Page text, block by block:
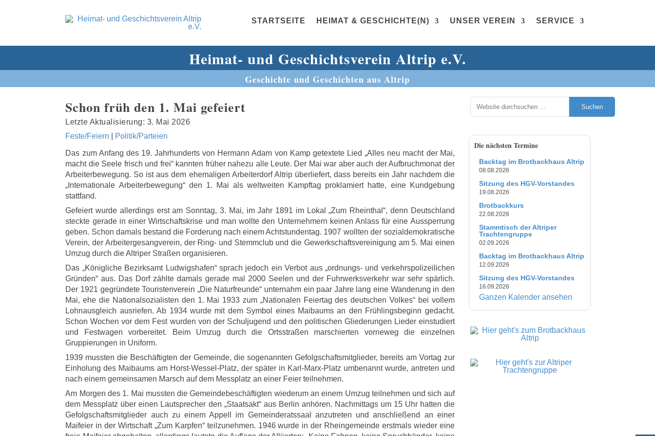
STARTSEITE HEIMAT & GESCHICHTE(N) UNSER VEREIN SERVICE
Heimat- und Geschichtsverein Altrip e.V.
Geschichte und Geschichten aus Altrip
Schon früh den 1. Mai gefeiert
3. Mai 2026
Feste/Feiern
Politik/Parteien
Das zum Anfang des 19. Jahrhunderts von Hermann Adam von Kamp getextete Lied „Alles neu macht der Mai,
macht die Seele frisch und frei“ kannten früher nahezu alle Leute. Der Mai war aber auch der Aufbruchmonat der
Arbeiterbewegung. So ist aus dem ehemaligen Arbeiterdorf Altrip überliefert, dass bereits ein Jahr nachdem die
„Internationale Arbeiterbewegung“ den 1. Mai als weltweiten Kampftag proklamiert hatte, eine Kundgebung
stattfand.
Gefeiert wurde allerdings erst am Sonntag, 3. Mai, im Jahr 1891 im Lokal „Zum Rheinthal“, denn Deutschland
steckte gerade in einer Wirtschaftskrise und man wollte den Unternehmern keinen Anlass für eine Aussperrung
geben. Schon damals bestand die Forderung nach einem Achtstundentag. 1907 wollten der sozialdemokratische
Verein, der Arbeitergesangverein, der Ring- und Stemmclub und die Gewerkschaftsvereinigung am 5. Mai einen
Umzug durch die Altriper Straßen organisieren.
Das „Königliche Bezirksamt Ludwigshafen“ sprach jedoch ein Verbot aus „ordnungs- und verkehrspolizeilichen
Gründen“ aus. Das Dorf zählte damals gerade mal 2000 Seelen und der Fuhrwerksverkehr war sehr spärlich.
Der 1921 gegründete Touristenverein „Die Naturfreunde“ unternahm ein paar Jahre lang eine Wanderung in den
Mai, ehe die Nationalsozialisten den 1. Mai 1933 zum „Nationalen Feiertag des deutschen Volkes“ bei vollem
Lohnausgleich ausriefen. Ab 1934 wurde mit dem Symbol eines Maibaums an den Frühlingsbeginn gedacht.
Schon Wochen vor dem Fest wurden von der Schuljugend und den politischen Gliederungen Lieder einstudiert
und Festwagen vorbereitet. Beim Umzug durch die Ortsstraßen marschierten vorneweg die einzelnen
Gruppierungen in Uniform.
1939 mussten die Beschäftigten der Gemeinde, die sogenannten Gefolgschaftsmitglieder, bereits am Vortag zur
Einholung des Maibaums am Horst-Wessel-Platz, der später in Karl-Marx-Platz umbenannt wurde, antreten und
nach einem gemeinsamen Marsch auf dem Messplatz an einer Feier teilnehmen.
Am Morgen des 1. Mai mussten die Gemeindebeschäftigten wiederum an einem Umzug teilnehmen und sich auf
dem Messplatz über einen Lautsprecher den „Staatsakt“ aus Berlin anhören. Nachmittags um 15 Uhr hatten die
Gefolgschaftsmitglieder auch zu einem Appell im Gemeinderatssaal anzutreten und anschließend an einer
Maifeier in der Wirtschaft „Zum Karpfen“ teilzunehmen. 1946 wurde in der Rheingemeinde erstmals wieder eine
Suchen
Die nächsten Termine
Backtag im Brotbackhaus Altrip
08.08.2026
Sitzung des HGV-Vorstandes
19.08.2026
Brotbackkurs
22.08.2026
Stammtisch der Altriper
Trachtengruppe
02.09.2026
Backtag im Brotbackhaus Altrip
12.09.2026
Sitzung des HGV-Vorstandes
16.09.2026
Ganzen Kalender ansehen